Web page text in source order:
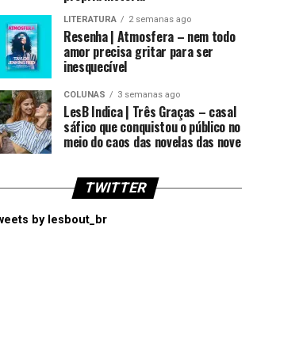
LITERATURA 2 semanas ago
Resenha | Atmosfera – nem todo
amor precisa gritar para ser
inesquecível
COLUNAS 3 semanas ago
LesB Indica | Três Graças – casal
sáfico que conquistou o público no
meio do caos das novelas das nove
TWITTER
by lesbout_br